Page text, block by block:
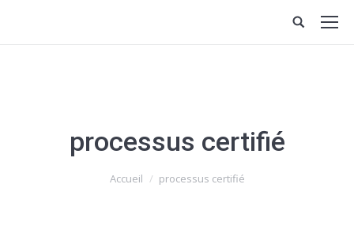
processus certifié
Accueil processus certifié